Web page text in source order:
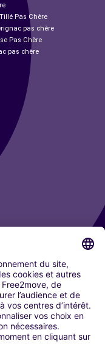
Pas Chère
pas chère
Pas Chère
pas chère